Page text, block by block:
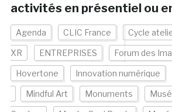
activités en présentiel ou
Agenda CLIC France Cycle
XR ENTREPRISES Forum des
Hovertone Innovation numérique
Mindful Art Monuments